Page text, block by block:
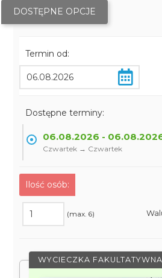
DOSTĘPNE OPCJE
Termin od:
Dostępne terminy:
06.08.2026 -
Czwartek → Czwartek
Ilość osób:
(max. 6)
WYCIECZKA FAKULTATYWNA